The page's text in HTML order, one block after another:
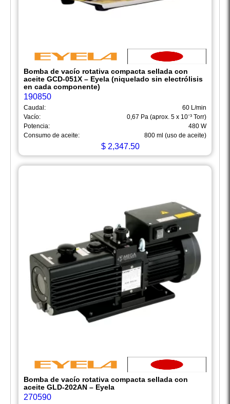
Bomba de vacío rotativa compacta sellada con
aceite GCD-051X – Eyela (niquelado sin electrólisis
en cada componente)
190850
Caudal:
60 L/min
Vacío:
0,67 Pa (aprox. 5 x 10⁻³ Torr)
Potencia:
480 W
Consumo de aceite:
800 ml (uso de aceite)
$2,347.50
Bomba de vacío rotativa compacta sellada con
aceite GLD-202AN – Eyela
270590